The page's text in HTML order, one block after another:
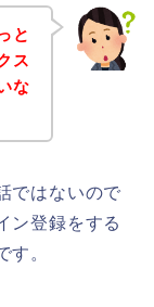
と
ス
な
ではないので
ン登録をする
す。